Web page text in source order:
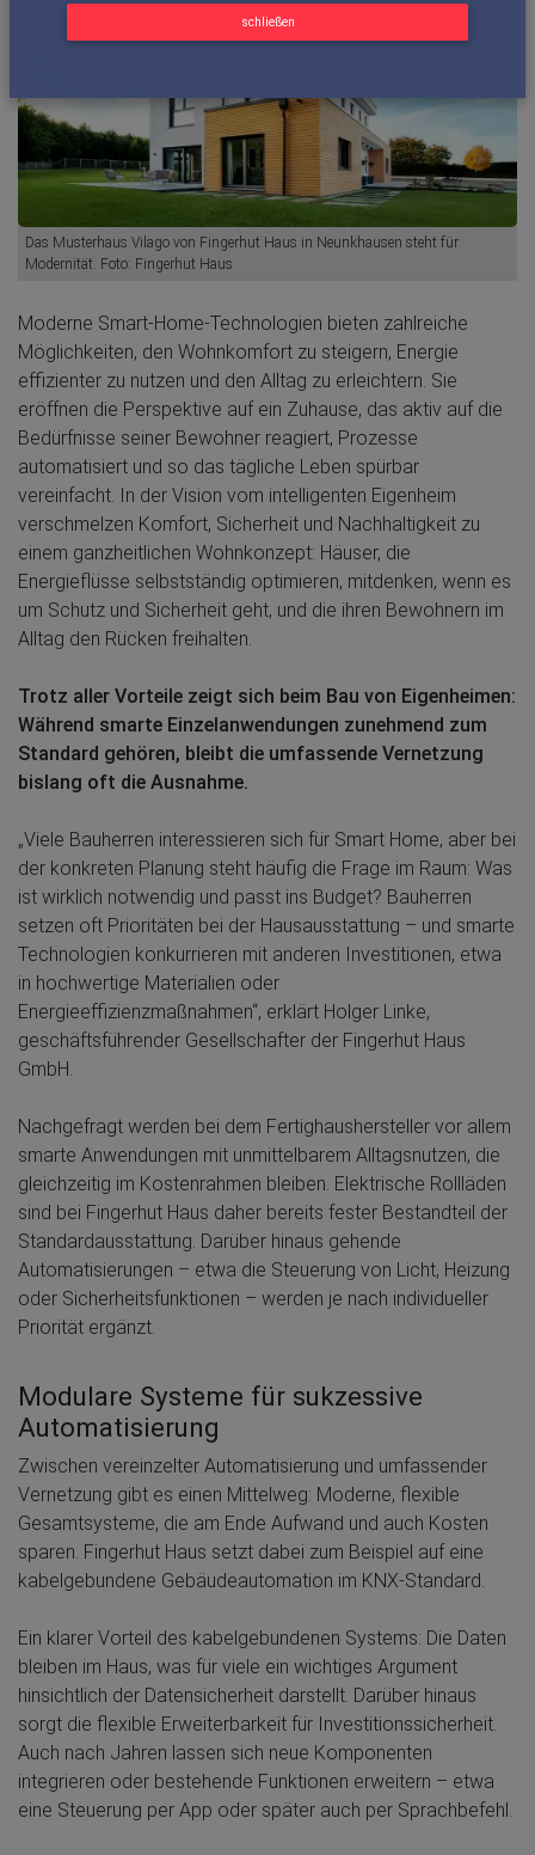
schließen
Das Musterhaus Vilago von Fingerhut Haus in Neunkhausen steht für
Modernität. Foto: Fingerhut Haus
Moderne Smart-Home-Technologien bieten zahlreiche
Möglichkeiten, den Wohnkomfort zu steigern, Energie
effizienter zu nutzen und den Alltag zu erleichtern. Sie
eröffnen die Perspektive auf ein Zuhause, das aktiv auf die
Bedürfnisse seiner Bewohner reagiert, Prozesse
automatisiert und so das tägliche Leben spürbar
vereinfacht. In der Vision vom intelligenten Eigenheim
verschmelzen Komfort, Sicherheit und Nachhaltigkeit zu
einem ganzheitlichen Wohnkonzept: Häuser, die
Energieflüsse selbstständig optimieren, mitdenken, wenn es
um Schutz und Sicherheit geht, und die ihren Bewohnern im
Alltag den Rücken freihalten.
Trotz aller Vorteile zeigt sich beim Bau von Eigenheimen:
Während smarte Einzelanwendungen zunehmend zum
Standard gehören, bleibt die umfassende Vernetzung
bislang oft die Ausnahme.
„Viele Bauherren interessieren sich für Smart Home, aber bei
der konkreten Planung steht häufig die Frage im Raum: Was
ist wirklich notwendig und passt ins Budget? Bauherren
setzen oft Prioritäten bei der Hausausstattung – und smarte
Technologien konkurrieren mit anderen Investitionen, etwa
in hochwertige Materialien oder
Energieeffizienzmaßnahmen“, erklärt Holger Linke,
geschäftsführender Gesellschafter der Fingerhut Haus
GmbH.
Nachgefragt werden bei dem Fertighaushersteller vor allem
smarte Anwendungen mit unmittelbarem Alltagsnutzen, die
gleichzeitig im Kostenrahmen bleiben. Elektrische Rollläden
sind bei Fingerhut Haus daher bereits fester Bestandteil der
Standardausstattung. Darüber hinaus gehende
Automatisierungen – etwa die Steuerung von Licht, Heizung
oder Sicherheitsfunktionen – werden je nach individueller
Priorität ergänzt.
Modulare Systeme für sukzessive
Automatisierung
Zwischen vereinzelter Automatisierung und umfassender
Vernetzung gibt es einen Mittelweg: Moderne, flexible
Gesamtsysteme, die am Ende Aufwand und auch Kosten
sparen. Fingerhut Haus setzt dabei zum Beispiel auf eine
kabelgebundene Gebäudeautomation im KNX-Standard.
Ein klarer Vorteil des kabelgebundenen Systems: Die Daten
bleiben im Haus, was für viele ein wichtiges Argument
hinsichtlich der Datensicherheit darstellt. Darüber hinaus
sorgt die flexible Erweiterbarkeit für Investitionssicherheit.
Auch nach Jahren lassen sich neue Komponenten
integrieren oder bestehende Funktionen erweitern – etwa
eine Steuerung per App oder später auch per Sprachbefehl.